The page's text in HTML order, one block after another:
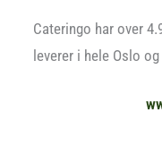
Cateringo har over
leverer i hele Oslo